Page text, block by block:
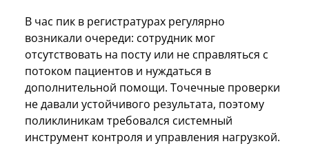
В час пик в регистратурах регулярно
возникали очереди: сотрудник мог
отсутствовать на посту или не справляться с
потоком пациентов и нуждаться в
дополнительной помощи. Точечные проверки
не давали устойчивого результата, поэтому
поликлиникам требовался системный
инструмент контроля и управления нагрузкой.